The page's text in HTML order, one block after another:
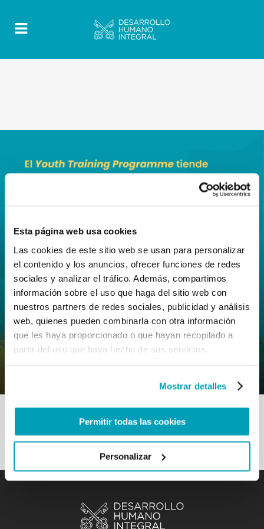
Esta página web usa cookies
Las cookies de este sitio web se usan para personalizar
el contenido y los anuncios, ofrecer funciones de redes
sociales y analizar el tráfico. Además, compartimos
información sobre el uso que haga del sitio web con
nuestros partners de redes sociales, publicidad y análisis
web, quienes pueden combinarla con otra información
que les haya proporcionado o que hayan recopilado a
partir del uso que haya hecho de sus servicios.
Mostrar detalles
Permitir todas las cookies
Personalizar
17 Septiembre 2022 ByMrclient |
0
Comments |